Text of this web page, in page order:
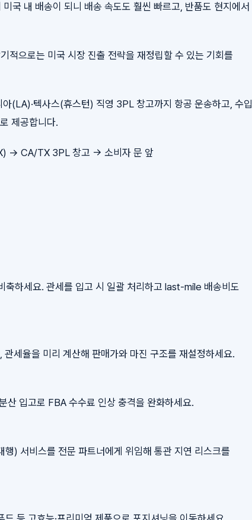
국 내 배송이 되니 배송 속도도 훨씬 빠르고, 반품도 현지에서
적으로는 미국 시장 진출 전략을 재정립할 수 있는 기회를
(LA)·텍사스(휴스턴) 직영 3PL 창고까지 항공 운송하고, 수입
제공합니다.
CA/TX 3PL 창고 → 소비자 문 앞
하세요. 관세를 입고 시 일괄 처리하고 last-mile 배송비도
세율을 미리 계산해 판매가와 마진 구조를 재설정하세요.
입고로 FBA 수수료 인상 충격을 완화하세요.
) 서비스를 전문 파트너에게 위임해 통관 지연 리스크를